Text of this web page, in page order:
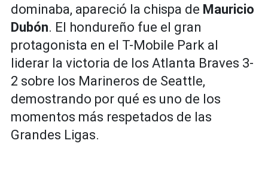
dominaba, apareció la chispa de Mauricio
Dubón. El hondureño fue el gran
protagonista en el T-Mobile Park al
liderar la victoria de los Atlanta Braves 3-
2 sobre los Marineros de Seattle,
demostrando por qué es uno de los
momentos más respetados de las
Grandes Ligas.